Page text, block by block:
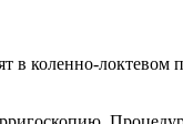
в коленно-